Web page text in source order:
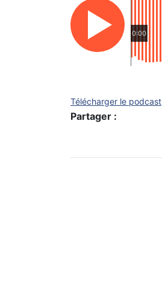
0:00
Télécharger le podcast
Partager :